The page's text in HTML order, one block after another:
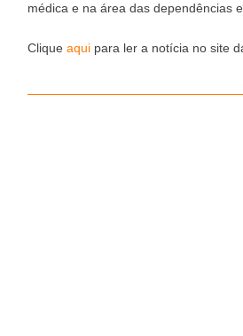
médica e na área das dependências
Clique aqui para ler a notícia no site